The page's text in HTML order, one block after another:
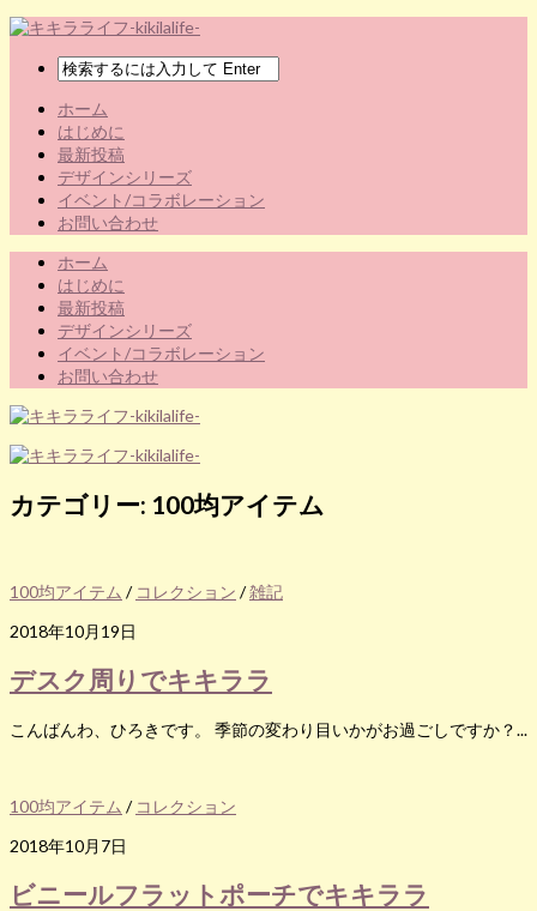
ホーム
はじめに
最新投稿
デザインシリーズ
イベント/コラボレーション
お問い合わせ
ホーム
はじめに
最新投稿
デザインシリーズ
イベント/コラボレーション
お問い合わせ
カテゴリー: 100均アイテム
100均アイテム / コレクション /雑記
2018年10月19日
デスク周りでキキララ
こんばんわ、ひろきです。 季節の変わり目いかがお過ごしですか？...
100均アイテム / コレクション
2018年10月7日
ビニールフラットポーチでキキララ